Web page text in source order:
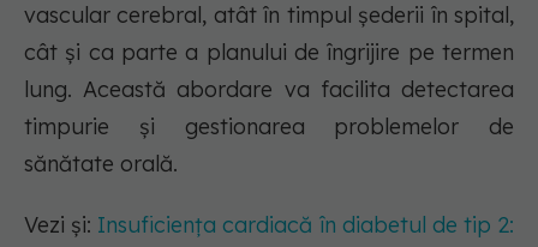
vascular cerebral, atât în timpul șederii în spital,
cât și ca parte a planului de îngrijire pe termen
lung. Această abordare va facilita detectarea
timpurie și gestionarea problemelor de
sănătate orală.
Vezi și: Insuficiența cardiacă în diabetul de tip 2: